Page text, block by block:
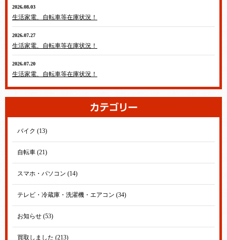
2026.08.03
生活家電、自転車等在庫状況！
2026.07.27
生活家電、自転車等在庫状況！
2026.07.20
生活家電、自転車等在庫状況！
バイク (13)
自転車 (21)
スマホ・パソコン (14)
テレビ・冷蔵庫・洗濯機・エアコン (34)
お知らせ (53)
買取しました (213)